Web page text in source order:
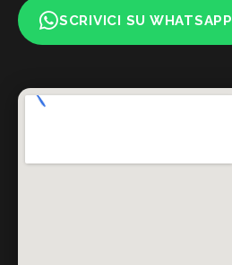
SCRIVICI SU WHATSAPP